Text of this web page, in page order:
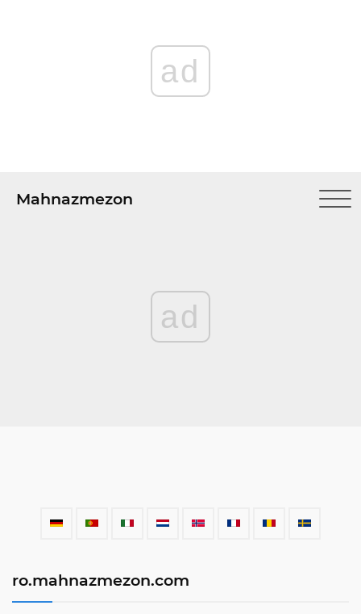
ad
Mahnazmezon
ad
ro.mahnazmezon.com